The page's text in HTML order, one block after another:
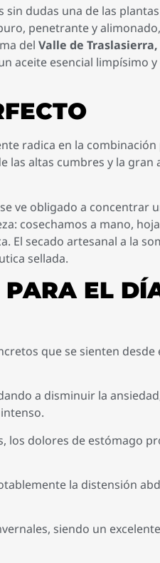
sin dudas una de las
penetrante y
del Valle de
aceite esencial limpísimo y
radica en la
las altas cumbres y la gran
ve obligado a concentrar
cosechamos a mano,
El secado artesanal a la
sellada.
PARA EL
que se sienten desde
a disminuir la
los dolores de estómago
la distensión
siendo un excelente